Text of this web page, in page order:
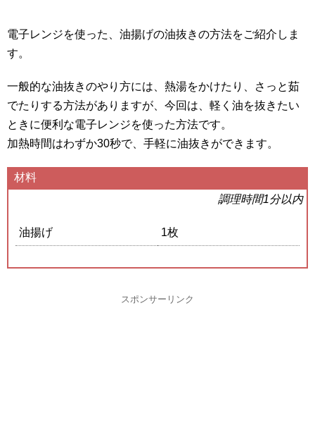
電子レンジを使った、油揚げの油抜きの方法をご紹介しま
す。
一般的な油抜きのやり方には、熱湯をかけたり、さっと茹
でたりする方法がありますが、今回は、軽く油を抜きたい
ときに便利な電子レンジを使った方法です。
加熱時間はわずか30秒で、手軽に油抜きができます。
材料
調理時間1分以内
油揚げ 1枚
スポンサーリンク